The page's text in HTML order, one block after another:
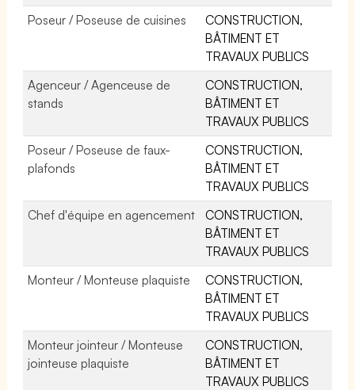
Poseur / Poseuse de cuisines
CONSTRUCTION,
BÂTIMENT ET
TRAVAUX PUBLICS
Agenceur / Agenceuse de
stands
CONSTRUCTION,
BÂTIMENT ET
TRAVAUX PUBLICS
Poseur / Poseuse de faux-
plafonds
CONSTRUCTION,
BÂTIMENT ET
TRAVAUX PUBLICS
Chef d'équipe en agencement
CONSTRUCTION,
BÂTIMENT ET
TRAVAUX PUBLICS
Monteur / Monteuse plaquiste
CONSTRUCTION,
BÂTIMENT ET
TRAVAUX PUBLICS
Monteur jointeur / Monteuse
jointeuse plaquiste
CONSTRUCTION,
BÂTIMENT ET
TRAVAUX PUBLICS